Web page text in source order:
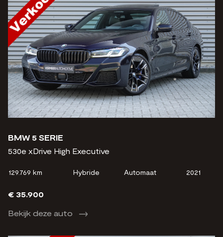
BMW 5 SERIE
530e xDrive High Executive
129.769 km Hybride Automaat 2021
€ 35.900
Bekijk deze auto